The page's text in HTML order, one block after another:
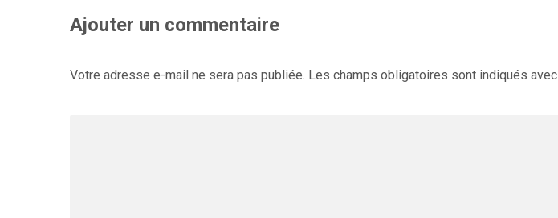
Ajouter un commentaire
Votre adresse e-mail ne sera pas publiée. Les champs obligatoires sont indiqués avec